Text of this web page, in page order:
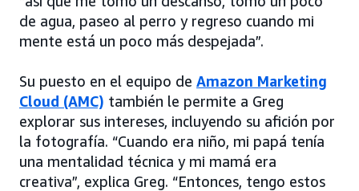
de agua, paseo al perro y regreso cuando mi
mente está un poco más despejada”.
Su puesto en el equipo de Amazon Marketing
Cloud (AMC) también le permite a Greg
explorar sus intereses, incluyendo su afición por
la fotografía. “Cuando era niño, mi papá tenía
una mentalidad técnica y mi mamá era
creativa”, explica Greg. “Entonces, tengo estos